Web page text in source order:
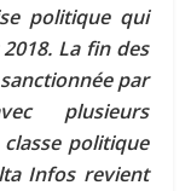
politique qui
La fin des
par
plusieurs
politique
Infos revient